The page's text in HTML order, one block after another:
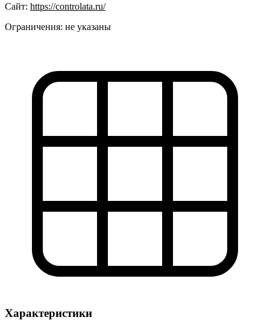
Сайт: https://controlata.ru/
Ограничения: не указаны
Характеристики